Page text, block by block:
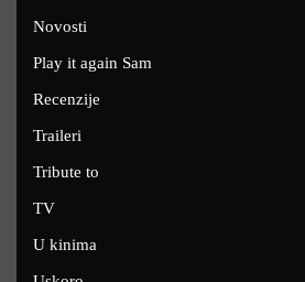
Novosti
Play it again Sam
Recenzije
Traileri
Tribute to
TV
U kinima